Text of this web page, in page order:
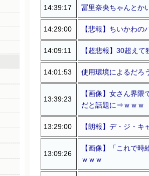
14:39:17 冨里奈央ちゃんとか
14:29:00 【悲報】ちいかわ
14:09:11 【超悲報】30超え
14:01:53 使用環境によるだろ
13:39:23
【画像】女さん界
だと話題に⇒ｗｗｗ
13:29:00 【朗報】デ・ジ・
13:09:26
【画像】「これで
ｗｗｗ